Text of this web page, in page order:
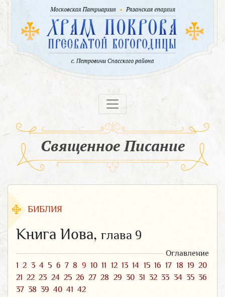
Священное Писание
БИБЛИЯ
Книга Иова, глава 9
Оглавление
1 2 3 4 5 6 7 8 9 10 11 12 13 14 15 16 17 18 19 20
21 22 23 24 25 26 27 28 29 30 31 32 33 34 35 36
37 38 39 40 41 42